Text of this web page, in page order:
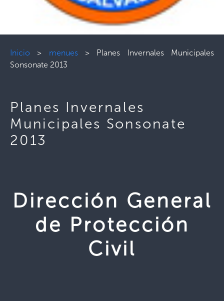
Inicio > menues> Planes Invernales Municipales
Sonsonate 2013
Planes Invernales
Municipales Sonsonate
2013
Dirección General
de Protección
Civil